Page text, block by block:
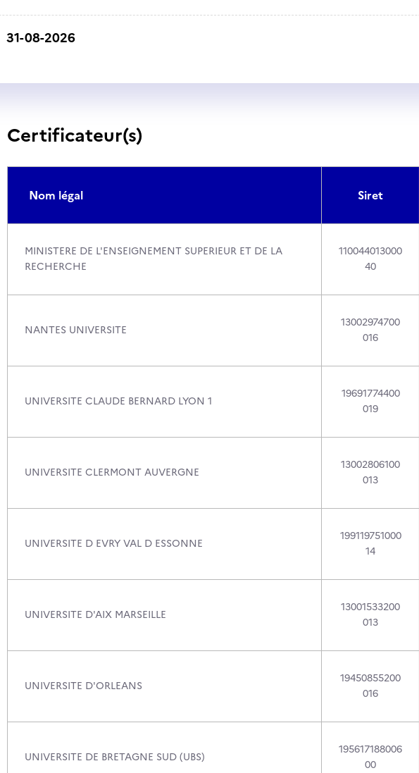
31-08-2026
Certificateur(s)
Nom légal Siret
MINISTERE DE L'ENSEIGNEMENT SUPERIEUR ET DE LA
RECHERCHE
110044013000
40
NANTES UNIVERSITE
13002974700
016
UNIVERSITE CLAUDE BERNARD LYON 1
19691774400
019
UNIVERSITE CLERMONT AUVERGNE
13002806100
013
UNIVERSITE D EVRY VAL D ESSONNE
199119751000
14
UNIVERSITE D'AIX MARSEILLE
13001533200
013
UNIVERSITE D'ORLEANS
19450855200
016
UNIVERSITE DE BRETAGNE SUD (UBS)
195617188006
00